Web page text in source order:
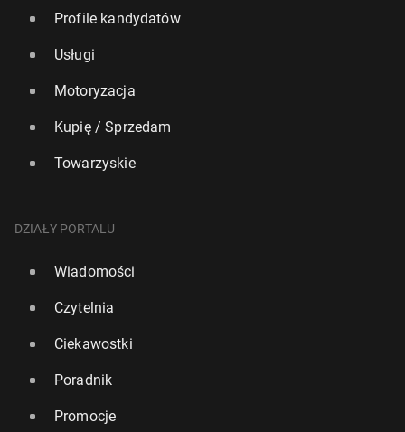
Profile kandydatów
Usługi
Motoryzacja
Kupię / Sprzedam
Towarzyskie
DZIAŁY PORTALU
Wiadomości
Czytelnia
Ciekawostki
Poradnik
Promocje